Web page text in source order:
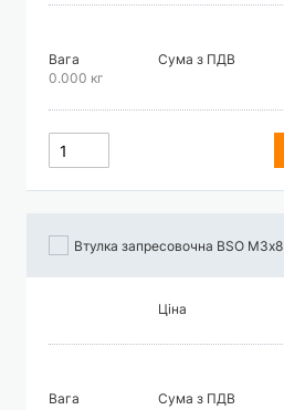
Вага
0.000 кг
Сума з ПДВ
Втулка запресовочна BSO М3х8
Ціна
Вага
Сума з ПДВ